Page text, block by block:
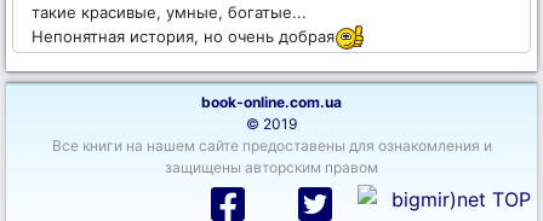
такие красивые, умные, богатые...
Непонятная история, но очень добрая
book-online.com.ua
© 2019
Все книги на нашем сайте предоставены для ознакомления и
защищены авторским правом